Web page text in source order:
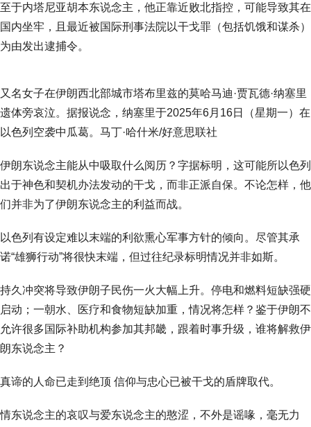
至于内塔尼亚胡本东说念主，他正靠近败北指控，可能导致其在
国内坐牢，且最近被国际刑事法院以干戈罪（包括饥饿和谋杀）
为由发出逮捕令。
又名女子在伊朗西北部城市塔布里兹的莫哈马迪·贾瓦德·纳塞里
遗体旁哀泣。据报说念，纳塞里于2025年6月16日（星期一）在
以色列空袭中瓜葛。马丁·哈什米/好意思联社
伊朗东说念主能从中吸取什么阅历？字据标明，这可能所以色列
出于神色和契机办法发动的干戈，而非正派自保。不论怎样，他
们并非为了伊朗东说念主的利益而战。
以色列有设定难以末端的利欲熏心军事方针的倾向。尽管其承
诺“雄狮行动”将很快末端，但过往纪录标明情况并非如斯。
持久冲突将导致伊朗子民伤一火大幅上升。停电和燃料短缺强硬
启动；一朝水、医疗和食物短缺加重，情况将怎样？鉴于伊朗不
允许很多国际补助机构参加其邦畿，跟着时事升级，谁将解救伊
朗东说念主？
真谛的人命已走到绝顶 信仰与忠心已被干戈的盾牌取代。
情东说念主的哀叹与爱东说念主的憨涩，不外是谣喙，毫无力